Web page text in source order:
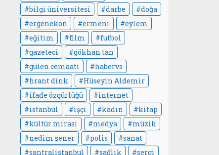
bilgi üniversitesi
darbe
doğa
ergenekon
ermeni
eylem
eğitim
film
futbol
gazeteci
gökhan tan
gülen cemaati
habervs
hrant dink
Hüseyin Aldemir
ifade özgürlüğü
internet
istanbul
işçi kadın
kitap
kültür mirası
medya
müzik
nedim şener
polis
sanat
santralistanbul
sağlık sergi